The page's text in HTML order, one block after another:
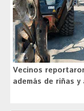
Vecinos
además de riñas